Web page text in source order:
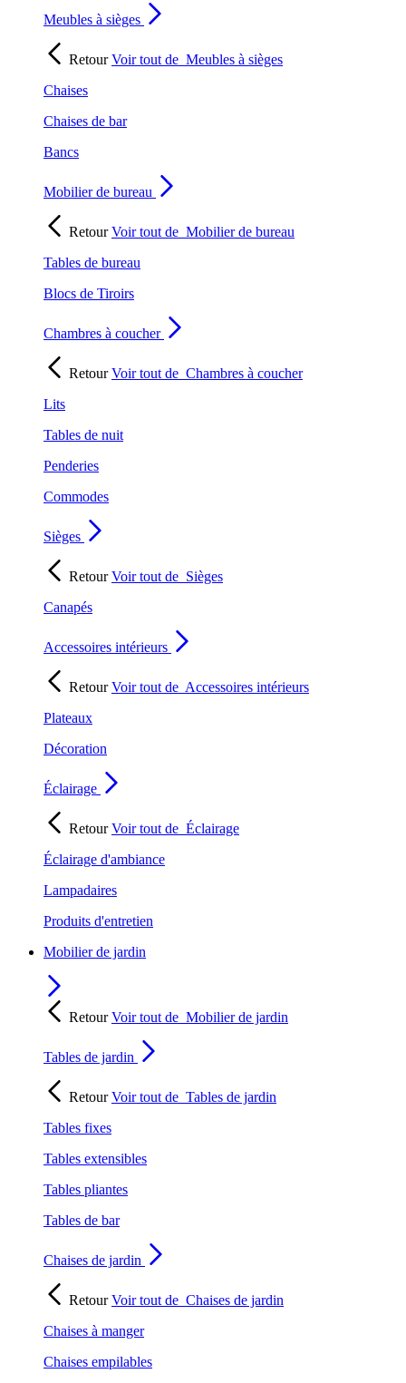
Meubles à sièges
RetourVoir tout de Meubles à sièges
Chaises
Chaises de bar
Bancs
Mobilier de bureau
RetourVoir tout de Mobilier de bureau
Tables de bureau
Blocs de Tiroirs
Chambres à coucher
RetourVoir tout de Chambres à coucher
Lits
Tables de nuit
Penderies
Commodes
Sièges
RetourVoir tout de Sièges
Canapés
Accessoires intérieurs
RetourVoir tout de Accessoires intérieurs
Plateaux
Décoration
Éclairage
RetourVoir tout de Éclairage
Éclairage d'ambiance
Lampadaires
Produits d'entretien
Mobilier de jardin
RetourVoir tout de Mobilier de jardin
Tables de jardin
RetourVoir tout de Tables de jardin
Tables fixes
Tables extensibles
Tables pliantes
Tables de bar
Chaises de jardin
RetourVoir tout de Chaises de jardin
Chaises à manger
Chaises empilables